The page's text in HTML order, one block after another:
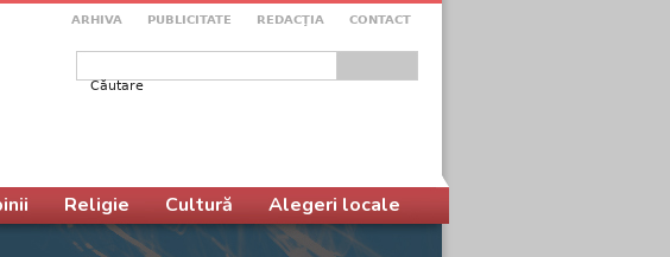
ARHIVA PUBLICITATE REDACŢIA CONTACT
Formular de căutare
Religie Cultură Alegeri locale